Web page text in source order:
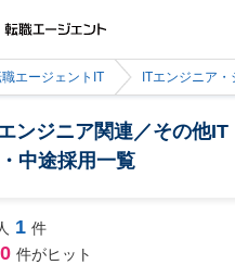
エージェントIT ITエンジニア
ンジニア関連／その他IT
中途採用一覧
1 件
0 件がヒット